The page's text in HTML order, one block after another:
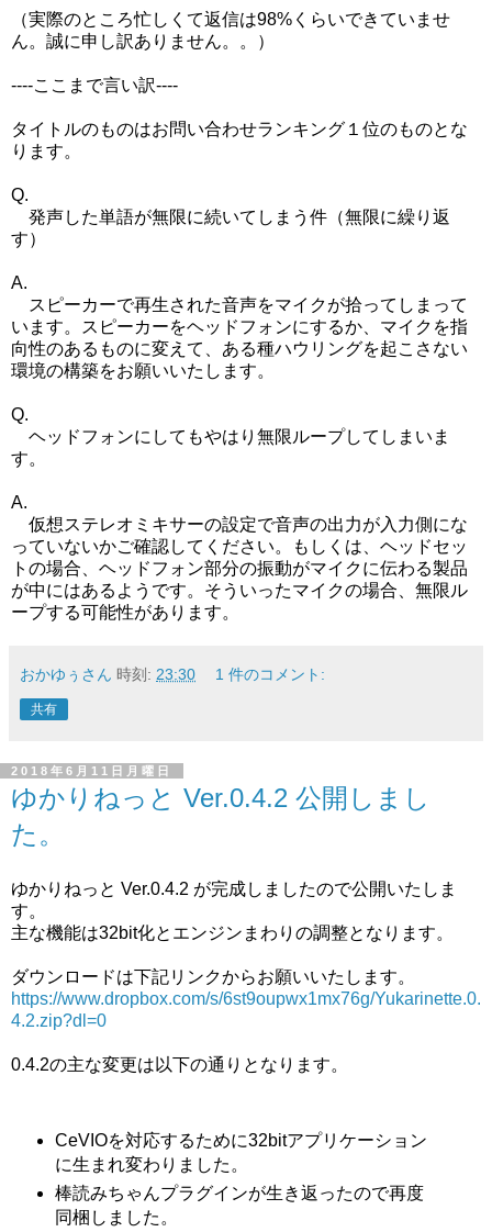
（実際のところ忙しくて返信は98%くらいできていませ
ん。誠に申し訳ありません。。）
----ここまで言い訳----
タイトルのものはお問い合わせランキング１位のものとな
ります。
Q.
発声した単語が無限に続いてしまう件（無限に繰り返
す）
A.
スピーカーで再生された音声をマイクが拾ってしまって
います。スピーカーをヘッドフォンにするか、マイクを指
向性のあるものに変えて、ある種ハウリングを起こさない
環境の構築をお願いいたします。
Q.
ヘッドフォンにしてもやはり無限ループしてしまいま
す。
A.
仮想ステレオミキサーの設定で音声の出力が入力側にな
っていないかご確認してください。もしくは、ヘッドセッ
トの場合、ヘッドフォン部分の振動がマイクに伝わる製品
が中にはあるようです。そういったマイクの場合、無限ル
ープする可能性があります。
おかゆぅさん 時刻: 23:30 1 件のコメント:
共有
2018年6月11日月曜日
ゆかりねっと Ver.0.4.2 公開しまし
た。
ゆかりねっと Ver.0.4.2 が完成しましたので公開いたしま
す。
主な機能は32bit化とエンジンまわりの調整となります。
ダウンロードは下記リンクからお願いいたします。
https://www.dropbox.com/s/6st9oupwx1mx76g/Yukarinette.0.
4.2.zip?dl=0
0.4.2の主な変更は以下の通りとなります。
CeVIOを対応するために32bitアプリケーション
に生まれ変わりました。
棒読みちゃんプラグインが生き返ったので再度
同梱しました。